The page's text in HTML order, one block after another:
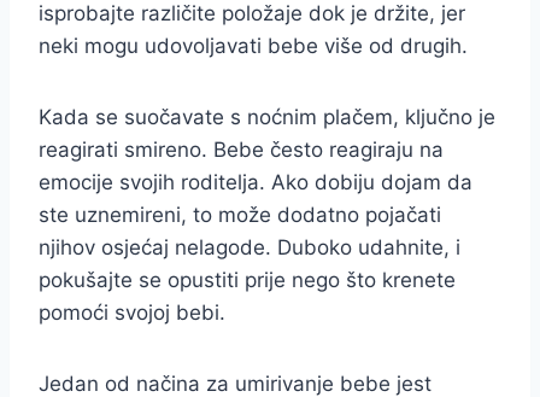
isprobajte različite položaje dok je držite, jer
neki mogu udovoljavati bebe više od drugih.
Kada se suočavate s noćnim plačem, ključno je
reagirati smireno. Bebe često reagiraju na
emocije svojih roditelja. Ako dobiju dojam da
ste uznemireni, to može dodatno pojačati
njihov osjećaj nelagode. Duboko udahnite, i
pokušajte se opustiti prije nego što krenete
pomoći svojoj bebi.
Jedan od načina za umirivanje bebe jest